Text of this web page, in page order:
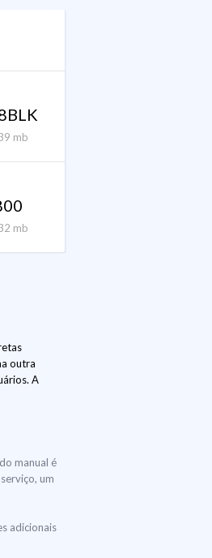
mb
mb
outra
A
manual é
um
adicionais